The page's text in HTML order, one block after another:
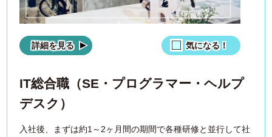
詳細を見る 気になる！
IT総合職（SE・プログラマー・ヘルプ
デスク）
入社後、まずは約1～2ヶ月間の期間で各種研修と並行して社